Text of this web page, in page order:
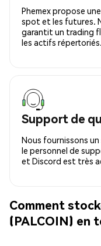
Phemex propose
spot et les futures.
garantit un trading
les actifs répertoriés.
Support de
Nous fournissons
le personnel de
et Discord est très
Comment
(PALCOIN) en